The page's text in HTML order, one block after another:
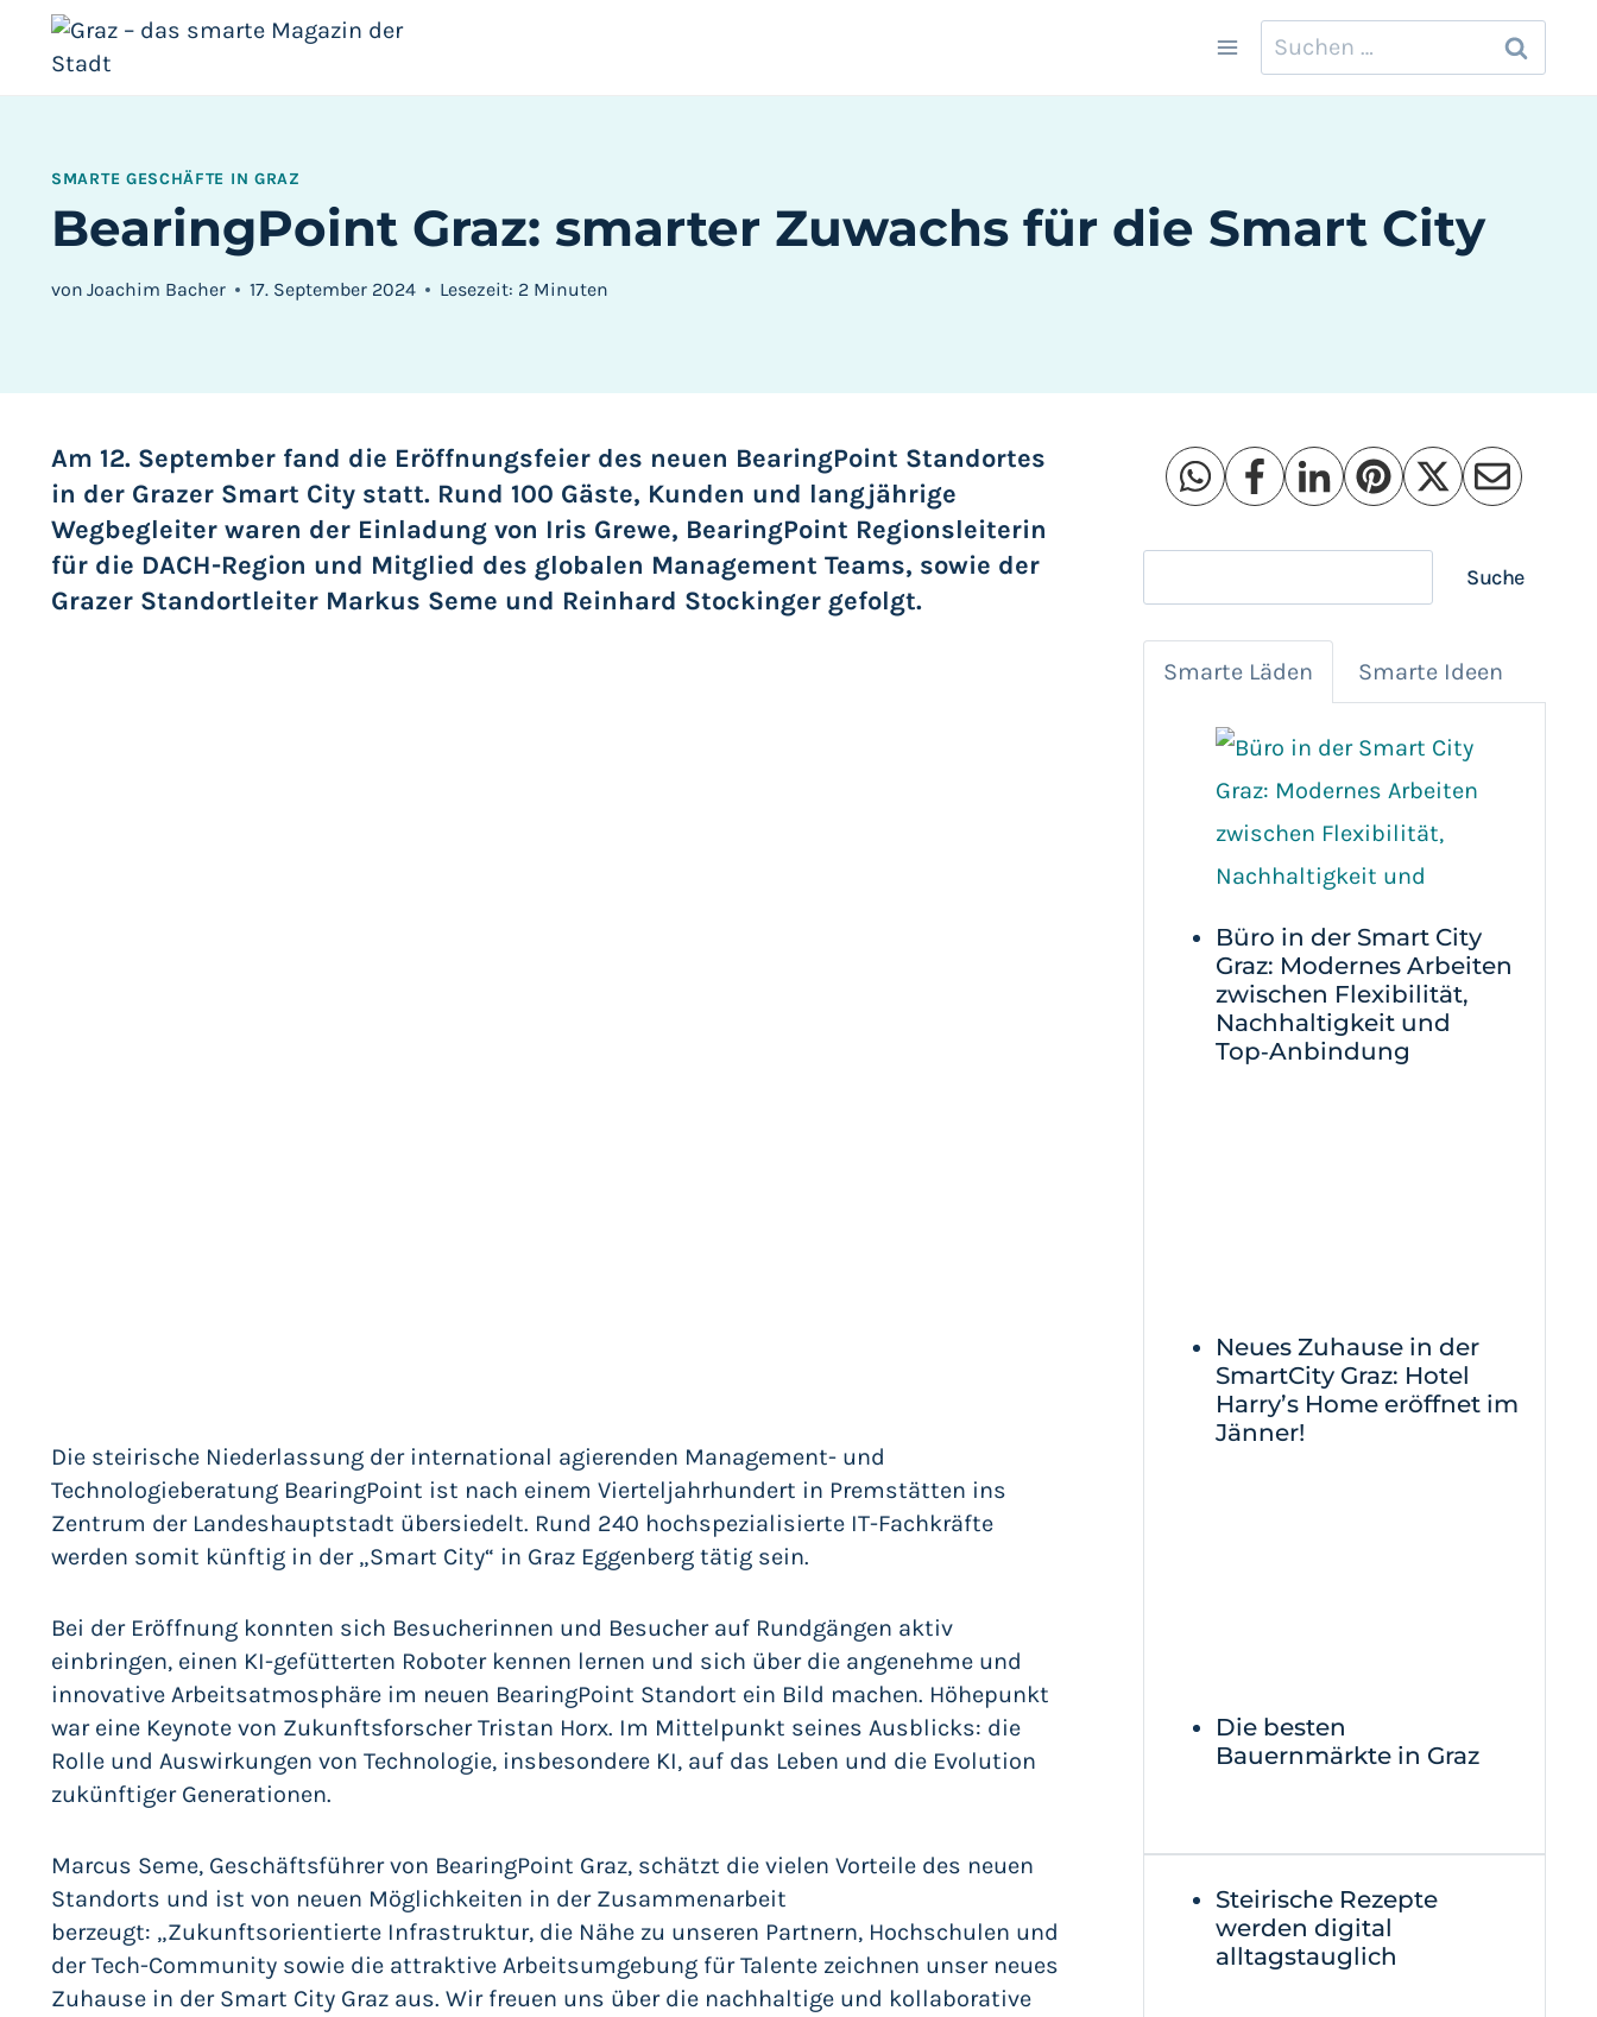
springen
Suchen
nach:
SMARTE GESCHÄFTE IN GRAZ
BearingPoint Graz: smarter Zuwachs für die Smart City
von Joachim Bacher 17. September 2024 Lesezeit: 2 Minuten
Am 12. September fand die Eröffnungsfeier des neuen BearingPoint Standortes
in der Grazer Smart City statt. Rund 100 Gäste, Kunden und langjährige
Wegbegleiter waren der Einladung von Iris Grewe, BearingPoint Regionsleiterin
für die DACH-Region und Mitglied des globalen Management Teams, sowie der
Grazer Standortleiter Markus Seme und Reinhard Stockinger gefolgt.
Die steirische Niederlassung der international agierenden Management- und
Technologieberatung BearingPoint ist nach einem Vierteljahrhundert in Premstätten ins
Zentrum der Landeshauptstadt übersiedelt. Rund 240 hochspezialisierte IT-Fachkräfte
werden somit künftig in der „Smart City“ in Graz Eggenberg tätig sein.
Bei der Eröffnung konnten sich Besucherinnen und Besucher auf Rundgängen aktiv
einbringen, einen KI-gefütterten Roboter kennen lernen und sich über die angenehme und
innovative Arbeitsatmosphäre im neuen BearingPoint Standort ein Bild machen. Höhepunkt
war eine Keynote von Zukunftsforscher Tristan Horx. Im Mittelpunkt seines Ausblicks: die
Rolle und Auswirkungen von Technologie, insbesondere KI, auf das Leben und die Evolution
zukünftiger Generationen.
Marcus Seme, Geschäftsführer von BearingPoint Graz, schätzt die vielen Vorteile des neuen
Standorts und ist von neuen Möglichkeiten in der Zusammenarbeit
berzeugt: „Zukunftsorientierte Infrastruktur, die Nähe zu unseren Partnern, Hochschulen und
der Tech-Community sowie die attraktive Arbeitsumgebung für Talente zeichnen unser neues
Zuhause in der Smart City Graz aus. Wir freuen uns über die nachhaltige und kollaborative
Suche
Smarte Läden Smarte Ideen
Büro in der Smart City
Graz: Modernes Arbeiten
zwischen Flexibilität,
Nachhaltigkeit und
Top‑Anbindung
Neues Zuhause in der
SmartCity Graz: Hotel
Harry’s Home eröffnet im
Jänner!
Die besten
Bauernmärkte in Graz
Steirische Rezepte
werden digital
alltagstauglich